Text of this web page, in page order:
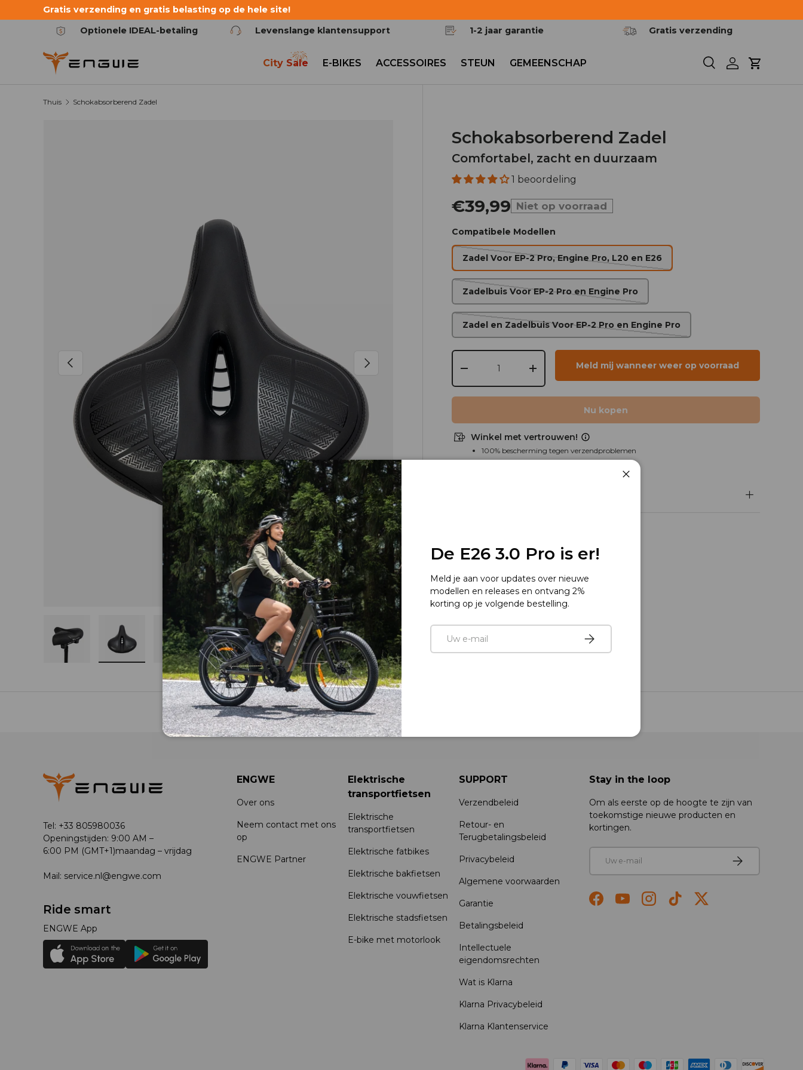
Ga naar de inhoud
Gratis verzending en gratis belasting op de hele site!
Optionele IDEAL-betaling
Levenslange klantensupport 1-2 jaar garantie Gratis verzending
ZoekenInloggen
City Sale E-BIKES ACCESSOIRES STEUN GEMEENSCHAP
Thuis Schokabsorberend Zadel
Vorig
/van
7
Volgende
Laad afbeelding 1 in gallerij-weergave
Laad afbeelding 2 in gallerij-weergave
Laad afbeelding 3 in gallerij-weergave
Laad afbeelding 4 in gallerij-weergave
Laad afbeelding 5 in gallerij-weergave
Laad afbeelding 6 in gallerij-weergave
Laad afbeelding 7 in gallerij-weergave
Schokabsorberend Zadel
Comfortabel, zacht en duurzaam
1 beoordeling
€39,99 Niet op voorraad
Compatibele Modellen
Zadel Voor EP-2 Pro, Engine Pro, L20 en E26
Zadelbuis Voor EP-2 Pro en Engine Pro
Zadel en Zadelbuis Voor EP-2 Pro en Engine Pro
Aantal
-
+
Meld mij wanneer weer op voorraad
Nu kopen
Winkel met vertrouwen!
100% bescherming tegen verzendproblemen
De E26 3.0 Pro is er!
Meld je aan voor updates over nieuwe
modellen en releases en ontvang 2%
korting op je volgende bestelling.
E-mail Abonneren
Tel: +33 805980036
Openingstijden: 9:00 AM –
6:00 PM (GMT+1)maandag – vrijdag
Mail: service.nl@engwe.com
Ride smart
ENGWE App
ENGWE
Over ons
Neem contact met ons
op
ENGWE Partner
Elektrische
transportfietsen
Elektrische
transportfietsen
Elektrische fatbikes
Elektrische bakfietsen
Elektrische vouwfietsen
Elektrische stadsfietsen
E-bike met motorlook
SUPPORT
Verzendbeleid
Retour- en
Terugbetalingsbeleid
Privacybeleid
Algemene voorwaarden
Garantie
Betalingsbeleid
Intellectuele
eigendomsrechten
Wat is Klarna
Klarna Privacybeleid
Klarna Klantenservice
Stay in the loop
Om als eerste op de hoogte te zijn van
toekomstige nieuwe producten en
kortingen.
Abonneren
FacebookYouTubeInstagramTikTokTwitter
Betaalmethoden geaccepteerd